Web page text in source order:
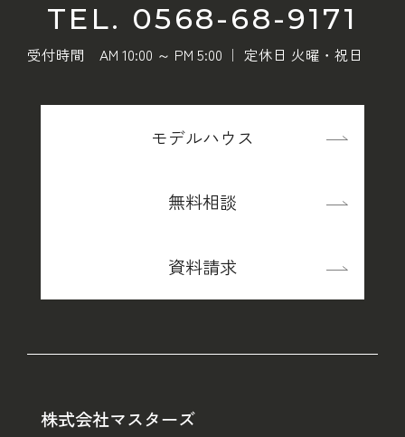
TEL. 0568-68-9171
受付時間 AM 10:00 ～ PM 5:00 ｜ 定休日 火曜・祝日
モデルハウス
無料相談
資料請求
株式会社マスターズ